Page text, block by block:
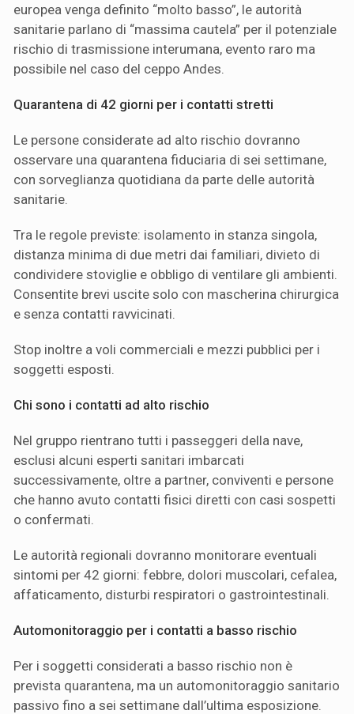
europea venga definito “molto basso”, le autorità
sanitarie parlano di “massima cautela” per il potenziale
rischio di trasmissione interumana, evento raro ma
possibile nel caso del ceppo Andes.
Quarantena di 42 giorni per i contatti stretti
Le persone considerate ad alto rischio dovranno
osservare una quarantena fiduciaria di sei settimane,
con sorveglianza quotidiana da parte delle autorità
sanitarie.
Tra le regole previste: isolamento in stanza singola,
distanza minima di due metri dai familiari, divieto di
condividere stoviglie e obbligo di ventilare gli ambienti.
Consentite brevi uscite solo con mascherina chirurgica
e senza contatti ravvicinati.
Stop inoltre a voli commerciali e mezzi pubblici per i
soggetti esposti.
Chi sono i contatti ad alto rischio
Nel gruppo rientrano tutti i passeggeri della nave,
esclusi alcuni esperti sanitari imbarcati
successivamente, oltre a partner, conviventi e persone
che hanno avuto contatti fisici diretti con casi sospetti
o confermati.
Le autorità regionali dovranno monitorare eventuali
sintomi per 42 giorni: febbre, dolori muscolari, cefalea,
affaticamento, disturbi respiratori o gastrointestinali.
Automonitoraggio per i contatti a basso rischio
Per i soggetti considerati a basso rischio non è
prevista quarantena, ma un automonitoraggio sanitario
passivo fino a sei settimane dall’ultima esposizione.